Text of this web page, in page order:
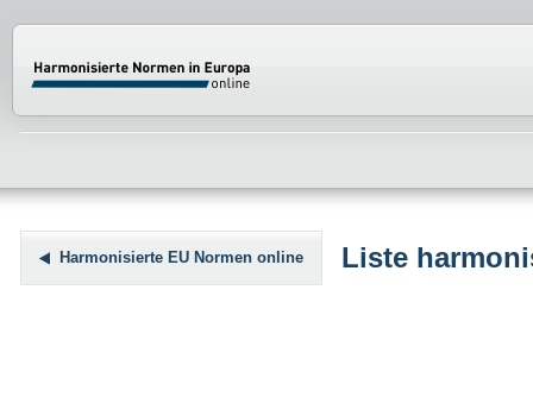
Harmonisierte EU Normen online Liste